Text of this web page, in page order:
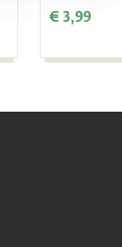
€ 3,99